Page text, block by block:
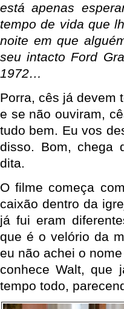
está apenas
tempo de vida que
noite em que
seu intacto Ford
1972…
Porra, cês já devem
e se não ouviram,
tudo bem. Eu vos
disso. Bom, chega
dita.
O filme começa
caixão dentro da
já fui eram
que é o velório da
eu não achei o
conhece Walt, que
tempo todo,